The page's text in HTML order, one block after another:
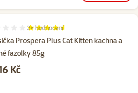
Prospera Plus Cat Kitten kachna a
fazolky 85g
90%, počet hodnocení: 2
2× hodnocení
Kč